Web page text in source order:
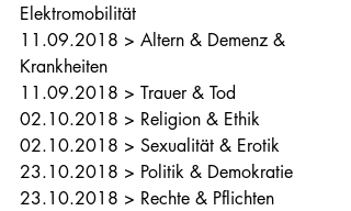
Elektromobilität
11.09.2018 > Altern & Demenz &
Krankheiten
11.09.2018 > Trauer & Tod
02.10.2018 > Religion & Ethik
02.10.2018 > Sexualität & Erotik
23.10.2018 > Politik & Demokratie
23.10.2018 > Rechte & Pflichten